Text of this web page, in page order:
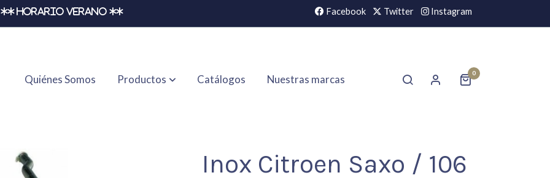
VERANO ** Facebook Twitter Instagram
Quiénes Somos Productos Catálogos Nuestras marcas 0
Inox Citroen Saxo / 106